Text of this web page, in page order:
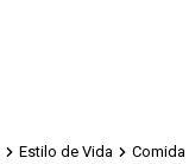
Estilo de Vida Comida